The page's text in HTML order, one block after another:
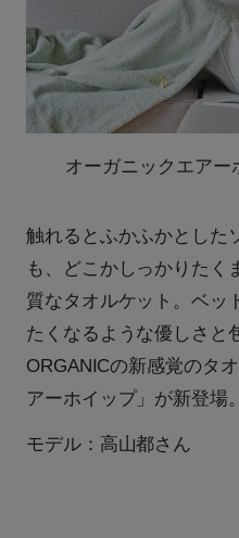
オーガニックエアー
触れるとふかふかとした
も、どこかしっかりたく
質なタオルケット。ベッ
たくなるような優しさと
ORGANICの新感覚のタ
アーホイップ」が新登場。
モデル：高山都さん